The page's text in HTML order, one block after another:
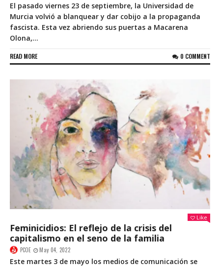
El pasado viernes 23 de septiembre, la Universidad de
Murcia volvió a blanquear y dar cobijo a la propaganda
fascista. Esta vez abriendo sus puertas a Macarena
Olona,...
READ MORE 0 COMMENT
Like
Feminicidios: El reflejo de la crisis del
capitalismo en el seno de la familia
PCOE May 04, 2022
Este martes 3 de mayo los medios de comunicación se